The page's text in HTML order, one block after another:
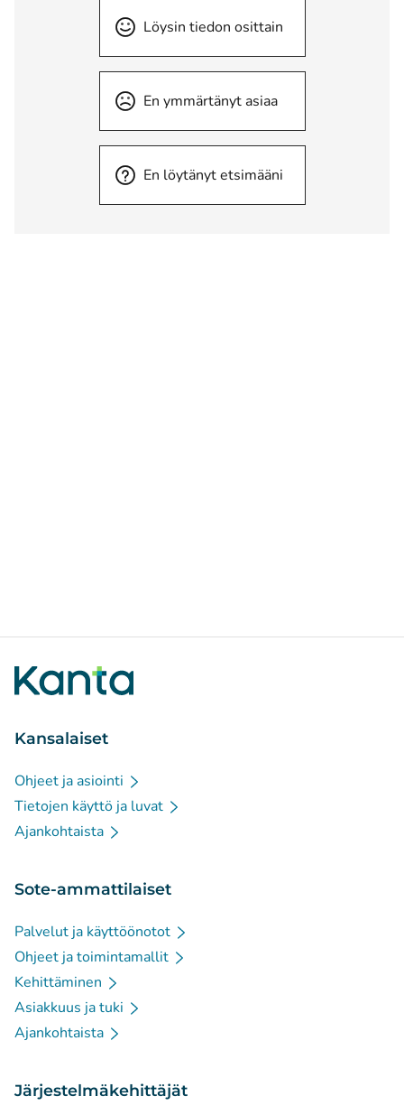
Löysin tiedon osittain
En ymmärtänyt asiaa
En löytänyt etsimääni
Kansalaiset
Ohjeet ja asiointi
Tietojen käyttö ja luvat
Ajankohtaista
Sote-ammattilaiset
Palvelut ja käyttöönotot
Ohjeet ja toimintamallit
Kehittäminen
Asiakkuus ja tuki
Ajankohtaista
Järjestelmäkehittäjät